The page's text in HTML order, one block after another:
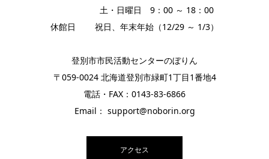
土・日曜日 9：00 ～ 18：00
休館日 祝日、年末年始（12/29 ～ 1/3）
登別市市民活動センターのぼりん
〒059-0024 北海道登別市緑町1丁目1番地4
電話・FAX：0143-83-6866
Email： support@noborin.org
アクセス